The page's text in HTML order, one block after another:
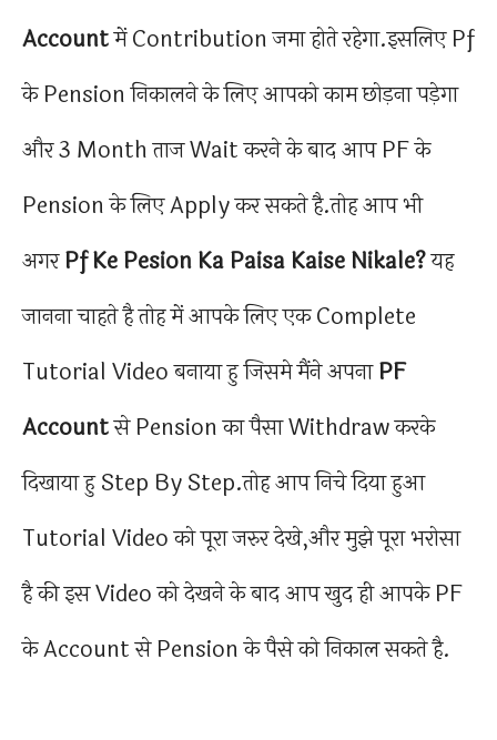
Accountमें Contribution जमा होते रहेगा.इसलिए Pf
के Pension निकालने के लिए आपको काम छोड़ना पड़ेगा
और 3 Month ताज Wait करने के बाद आप PF के
Pension के लिए Apply कर सकते है.तोह आप भी
अगरPf Ke Pesion Ka Paisa Kaise Nikale?यह
जानना चाहते है तोह में आपके लिए एक Complete
Tutorial Video बनाया हु जिसमे मैंने अपनाPF
Accountसे Pension का पैसा Withdraw करके
दिखाया हु Step By Step.तोह आप निचे दिया हुआ
Tutorial Video को पूरा जरुर देखे,और मुझे पूरा भरोसा
है की इस Video को देखने के बाद आप खुद ही आपके PF
के Account से Pension के पैसे को निकाल सकते है.